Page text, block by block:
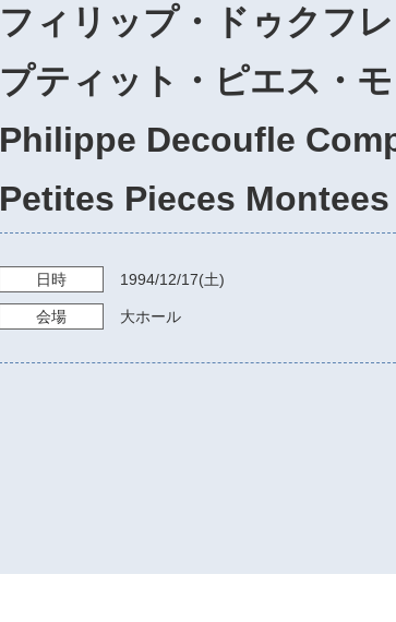
フィリップ・ドゥクフ
プティット・ピエス・
Philippe Decoufle
Petites Pieces Montees
日時 1994/12/17(土)
会場 大ホール